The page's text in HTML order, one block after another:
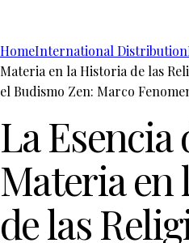
HomeInternational Distribution
Materia en la Historia de las
el Budismo Zen: Marco
La Esencia
Materia en
de las